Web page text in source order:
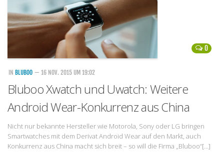
0
IN BLUBOO — 16 NOV. 2015 UM 19:02
Bluboo Xwatch und Uwatch: Weitere
Android Wear-Konkurrenz aus China
Nicht nur bekannte Hersteller wie Motorola, Sony oder LG bringen
Smartwatches mit dem Derivat Android Wear auf den Markt, auch
Konkurrenz aus China macht sich breit – so will die Firma „Bluboo“[…]